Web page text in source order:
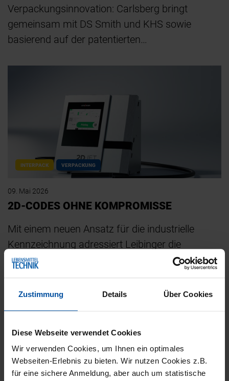
Zustimmung Details Über Cookies
Diese Webseite verwendet Cookies
Wir verwenden Cookies, um Ihnen ein optimales
Webseiten-Erlebnis zu bieten. Wir nutzen Cookies z.B.
für eine sichere Anmeldung, aber auch um statistische
Verpackungsinnovation: Carlsberg bringt
gemeinsam mit DS Smith und KHS sowie
basierend auf der patentierten…
INTERPACK VERPACKUNG
09. Mai 2026
2D-CODES OHNE KOMPROMISSE
Mit einem neuen Ansatz für die industrielle
Kennzeichnung adressiert Leibinger die
wachsenden Anforderungen rund um GS1-
konforme 2D-Codes. Auf der…